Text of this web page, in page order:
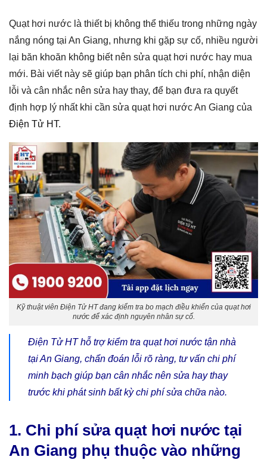
Quạt hơi nước là thiết bị không thể thiếu trong những ngày
nắng nóng tại An Giang, nhưng khi gặp sự cố, nhiều người
lại băn khoăn không biết nên sửa quạt hơi nước hay mua
mới. Bài viết này sẽ giúp bạn phân tích chi phí, nhận diện
lỗi và cân nhắc nên sửa hay thay, để bạn đưa ra quyết
định hợp lý nhất khi cần sửa quạt hơi nước An Giang của
Điện Tử HT.
Kỹ thuật viên Điện Tử HT đang kiểm tra bo mạch điều khiển của quạt hơi
nước để xác định nguyên nhân sự cố.
Điện Tử HT hỗ trợ kiểm tra quạt hơi nước tận nhà
tại An Giang, chẩn đoán lỗi rõ ràng, tư vấn chi phí
minh bạch giúp bạn cân nhắc nên sửa hay thay
trước khi phát sinh bất kỳ chi phí sửa chữa nào.
1. Chi phí sửa quạt hơi nước tại
An Giang phụ thuộc vào những